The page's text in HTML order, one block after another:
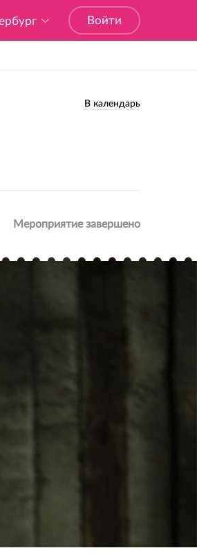
Войти
В календарь
Мероприятие завершено